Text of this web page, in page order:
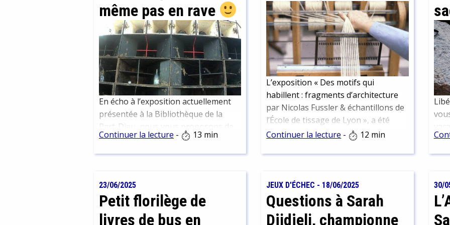
même pas en rave
En écho à l’exposition actuellement
présentée à la Bibliothèque de la
Part-Dieu, nous vous proposons de
prolonger cette immersion
électronique par la lecture et
perspectives.
Continuer la lecture - 13 min
L’exposition « Des motifs qui
habillent : fragments d’architecture
par Nicolas Fussler & échantillons de
l’École de tissage de Lyon », a été
l’occasion pour le Département de la
légal de mettre un coup de projecteur
bibliothèque, dont la BmL conserve
une partie des collections. Visites,
rencontres, recherche d’archives ont
permis de reconstituer son histoire
Continuer la lecture - 12 min
23/06/2025
Petit florilège de
livres de bus en
JEUX D'ÉCHEC - 18/06/2025
Questions à Sarah
Djidjeli, championne
30/